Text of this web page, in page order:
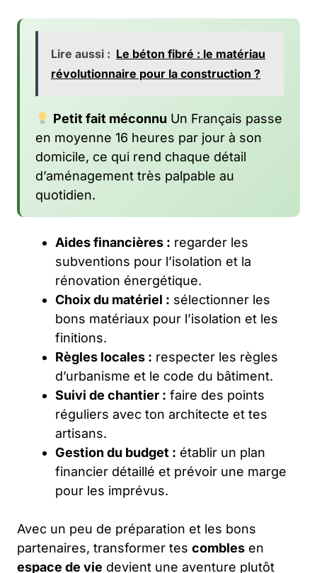
Lire aussi : Le béton fibré : le matériau
révolutionnaire pour la construction ?
Petit fait méconnu Un Français passe
en moyenne 16 heures par jour à son
domicile, ce qui rend chaque détail
d’aménagement très palpable au
quotidien.
Aides financières : regarder les
subventions pour l’isolation et la
rénovation énergétique.
Choix du matériel : sélectionner les
bons matériaux pour l’isolation et les
finitions.
Règles locales : respecter les règles
d’urbanisme et le code du bâtiment.
Suivi de chantier : faire des points
réguliers avec ton architecte et tes
artisans.
Gestion du budget : établir un plan
financier détaillé et prévoir une marge
pour les imprévus.
Avec un peu de préparation et les bons
partenaires, transformer tes combles en
espace de vie devient une aventure plutôt